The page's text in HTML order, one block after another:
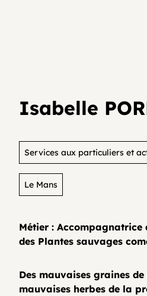
Coopératifs!
Organisme de
Contactez-nous
FAQ
Isabelle
Services aux particuliers et
Le Mans
Métier : Accompagnatrice
des Plantes sauvages
Des mauvaises graines
mauvaises herbes de la